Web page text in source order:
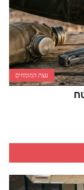
עצת המומחים